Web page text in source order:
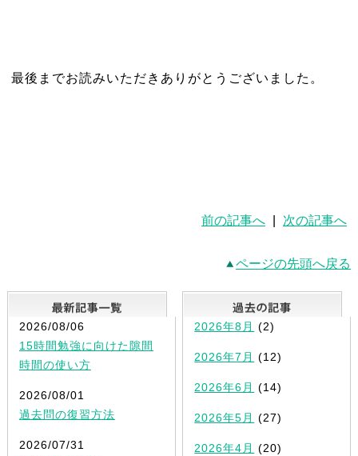
最後までお読みいただきありがとうございました。
前の記事へ 次の記事へ
ページの先頭へ戻る
最新記事一覧
2026/08/06
15時間勉強に向けた隙間
時間の使い方
2026/08/01
過去問の復習方法
2026/07/31
2026年8月 (2)
2026年7月 (12)
2026年6月 (14)
2026年5月 (27)
2026年4月 (20)